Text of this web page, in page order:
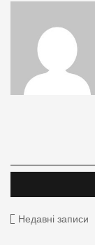
Недавні записи